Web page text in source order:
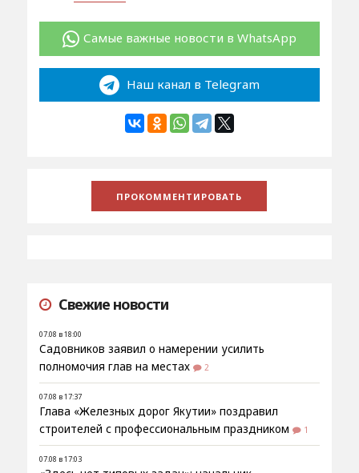
Самые важные новости в WhatsApp
Наш канал в Telegram
Свежие новости
07.08 в 18:00
Садовников заявил о намерении усилить
полномочия глав на местах
2
07.08 в 17:37
Глава «Железных дорог Якутии» поздравил
строителей с профессиональным праздником
1
07.08 в 17:03